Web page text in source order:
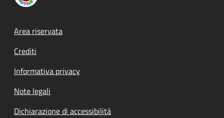
Footer menu
Area riservata
Crediti
Informativa privacy
Note legali
Dichiarazione di accessibilità